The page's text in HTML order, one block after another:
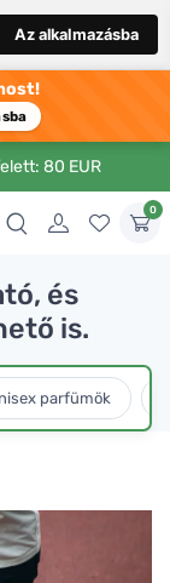
Az alkalmazásba
80 EUR
0
és
is.
parfümök